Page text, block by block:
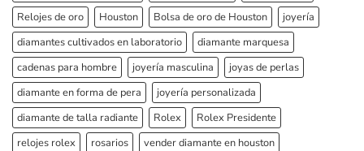
Relojes de oro
Houston Bolsa de oro de Houston
joyería
diamantes cultivados en laboratorio
diamante marquesa
cadenas para hombre
joyería masculina
joyas de perlas
diamante en forma de pera
joyería personalizada
diamante de talla radiante
Rolex
Rolex Presidente
relojes rolex
rosarios
vender diamante en houston